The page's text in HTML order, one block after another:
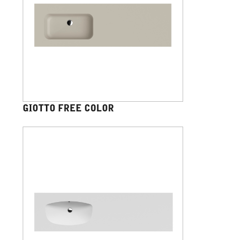
GIOTTO FREE COLOR